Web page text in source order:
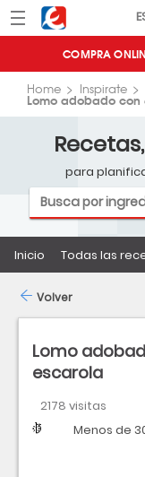
Menú Eroski
COMPRA
Home Inspirate
Lomo adobado
para
Inicio Todas las
Lomo
escarola
2178 visitas
Dificultad
Tiempo Menos de
Volver